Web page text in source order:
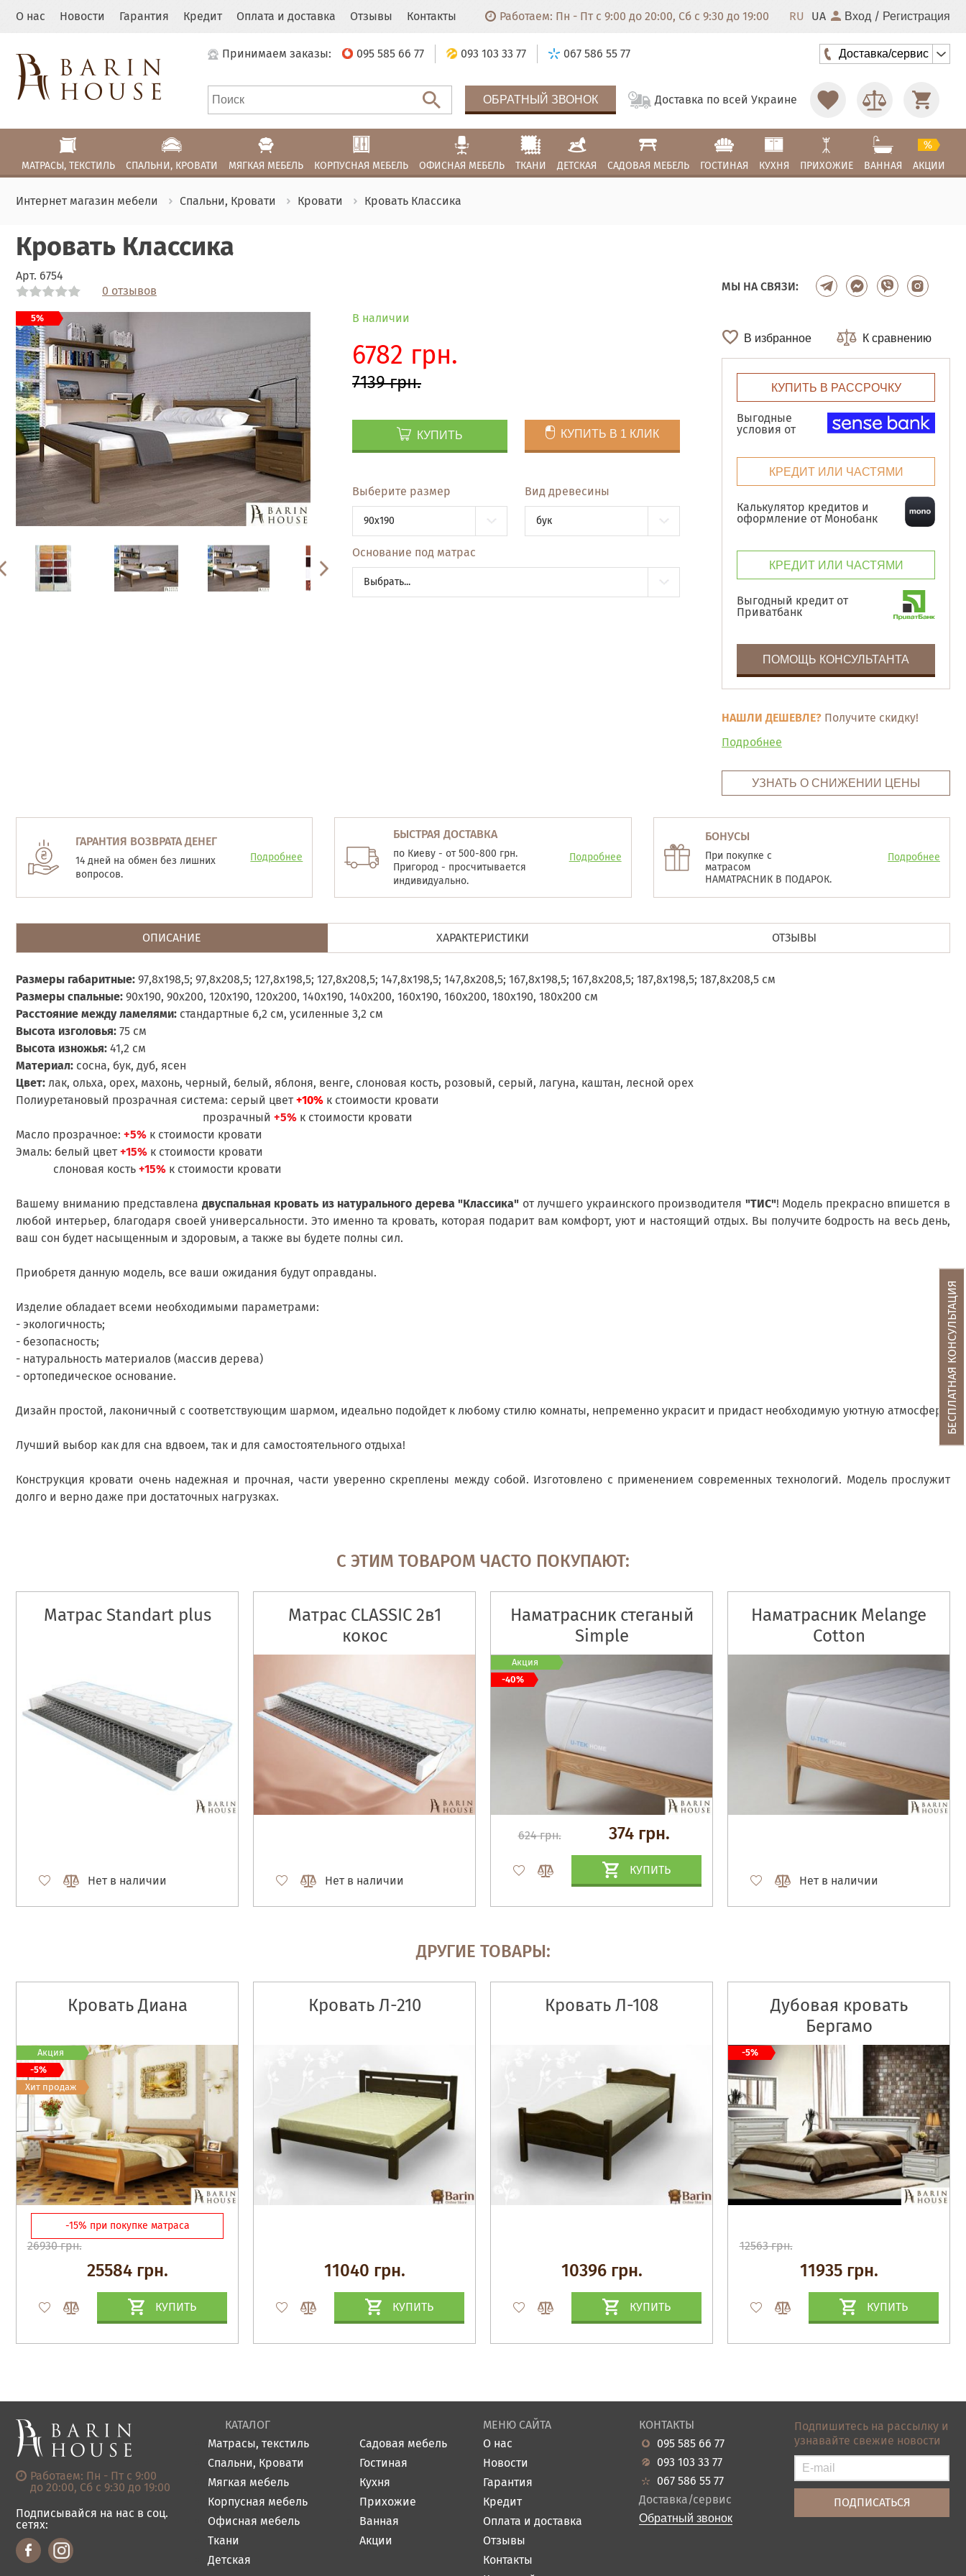
О нас Новости Гарантия Кредит Оплата и доставка Отзывы Контакты Работаем: Пн - Пт с 9:00 до 20:00, Сб с 9:30 до 19:00 RU UA Вход / Регистрация
Принимаем заказы: 095 585 66 77 093 103 33 77 067 586 55 77 Доставка/сервис
ОБРАТНЫЙ ЗВОНОК Доставка по всей Украине
МАТРАСЫ, ТЕКСТИЛЬ СПАЛЬНИ, КРОВАТИ МЯГКАЯ МЕБЕЛЬ КОРПУСНАЯ МЕБЕЛЬ ОФИСНАЯ МЕБЕЛЬ ТКАНИ ДЕТСКАЯ САДОВАЯ МЕБЕЛЬ ГОСТИНАЯ КУХНЯ ПРИХОЖИЕ ВАННАЯ АКЦИИ
Интернет магазин мебели Спальни, Кровати Кровати Кровать Классика
Кровать Классика
Арт. 6754
0 отзывов
5%
Link
Link
Link
Link В наличии
6782 грн.
7139 грн.
КУПИТЬ КУПИТЬ В 1 КЛИК
Выберите размер
90x190
Вид древесины
бук
Основание под матрас
Выбрать...
МЫ НА СВЯЗИ:
В избранное К сравнению
КУПИТЬ В РАССРОЧКУ
Выгодные
условия от
КРЕДИТ ИЛИ ЧАСТЯМИ
Калькулятор кредитов и
оформление от Монобанк
КРЕДИТ ИЛИ ЧАСТЯМИ
Выгодный кредит от
Приватбанк
ПОМОЩЬ КОНСУЛЬТАНТА
НАШЛИ ДЕШЕВЛЕ? Получите скидку!
Подробнее
УЗНАТЬ О СНИЖЕНИИ ЦЕНЫ
ГАРАНТИЯ ВОЗВРАТА ДЕНЕГ
14 дней на обмен без лишних
вопросов.
Подробнее
БЫСТРАЯ ДОСТАВКА
по Киеву - от 500-800 грн.
Пригород - просчитывается
индивидуально.
Подробнее
БОНУСЫ
При покупке с
матрасом
НАМАТРАСНИК В ПОДАРОК.
Подробнее
ОПИСАНИЕ ХАРАКТЕРИСТИКИ ОТЗЫВЫ
Размеры габаритные: 97,8х198,5; 97,8х208,5; 127,8х198,5; 127,8х208,5; 147,8х198,5; 147,8х208,5; 167,8х198,5; 167,8х208,5; 187,8х198,5; 187,8х208,5 см
Размеры спальные: 90х190, 90х200, 120х190, 120х200, 140х190, 140х200, 160х190, 160х200, 180х190, 180х200 см
Расстояние между ламелями: стандартные 6,2 см, усиленные 3,2 см
Высота изголовья: 75 см
Высота изножья: 41,2 см
Материал: сосна, бук, дуб, ясен
Цвет: лак, ольха, орех, махонь, черный, белый, яблоня, венге, слоновая кость, розовый, серый, лагуна, каштан, лесной орех
Полиуретановый прозрачная система: серый цвет+10% к стоимости кровати
прозрачный +5% к стоимости кровати
Масло прозрачное: +5% к стоимости кровати
Эмаль: белый цвет+15% к стоимости кровати
слоновая кость +15% к стоимости кровати
Вашему вниманию представлена двуспальная кровать из натурального дерева "Классика" от лучшего украинского производителя "ТИС"! Модель прекрасно впишется в
любой интерьер, благодаря своей универсальности. Это именно та кровать, которая подарит вам комфорт, уют и настоящий отдых. Вы получите бодрость на весь день,
ваш сон будет насыщенным и здоровым, а также вы будете полны сил.
Приобретя данную модель, все ваши ожидания будут оправданы.
Изделие обладает всеми необходимыми параметрами:
- экологичность;
- безопасность;
- натуральность материалов (массив дерева)
- ортопедическое основание.
Дизайн простой, лаконичный с соответствующим шармом, идеально подойдет к любому стилю комнаты, непременно украсит и придаст необходимую уютную атмосферу.
Лучший выбор как для сна вдвоем, так и для самостоятельного отдыха!
Конструкция кровати очень надежная и прочная, части уверенно скреплены между собой. Изготовлено с применением современных технологий. Модель прослужит
долго и верно даже при достаточных нагрузках.
С ЭТИМ ТОВАРОМ ЧАСТО ПОКУПАЮТ:
Матрас Standart plus
Нет в наличии
Матрас CLASSIC 2в1
кокос
Нет в наличии
Наматрасник стеганый
Simple
624 грн. 374 грн.
КУПИТЬ
Акция
-40%
Наматрасник Melange
Cotton
Нет в наличии
ДРУГИЕ ТОВАРЫ:
Кровать Диана
-15% при покупке матраса
26930 грн.
25584 грн.
КУПИТЬ
Акция
-5%
Хит продаж
Кровать Л-210
11040 грн.
КУПИТЬ
Кровать Л-108
10396 грн.
КУПИТЬ
Дубовая кровать
Бергамо
12563 грн.
11935 грн.
КУПИТЬ
-5%
БЕСПЛАТНАЯ КОНСУЛЬТАЦИЯ
Работаем: Пн - Пт с 9:00
до 20:00, Сб с 9:30 до 19:00
Подписывайся на нас в соц.
сетях:
КАТАЛОГ
Матрасы, текстиль
Спальни, Кровати
Мягкая мебель
Корпусная мебель
Офисная мебель
Ткани
Детская
Садовая мебель
Гостиная
Кухня
Прихожие
Ванная
Акции
МЕНЮ САЙТА
О нас
Новости
Гарантия
Кредит
Оплата и доставка
Отзывы
Контакты
КОНТАКТЫ
095 585 66 77
093 103 33 77
067 586 55 77
Доставка/сервис
Обратный звонок
Подпишитесь на рассылку и
узнавайте свежие новости